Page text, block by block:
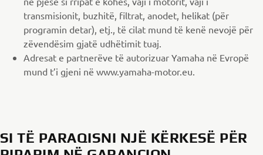
transmisionit, buzhitë, filtrat, anodet, helikat (për
programin detar), etj., të cilat mund të kenë nevojë për
zëvendësim gjatë udhëtimit tuaj.
Adresat e partnerëve të autorizuar Yamaha në Evropë
mund t’i gjeni në www.yamaha-motor.eu.
SI TË PARAQISNI NJË KËRKESË PËR